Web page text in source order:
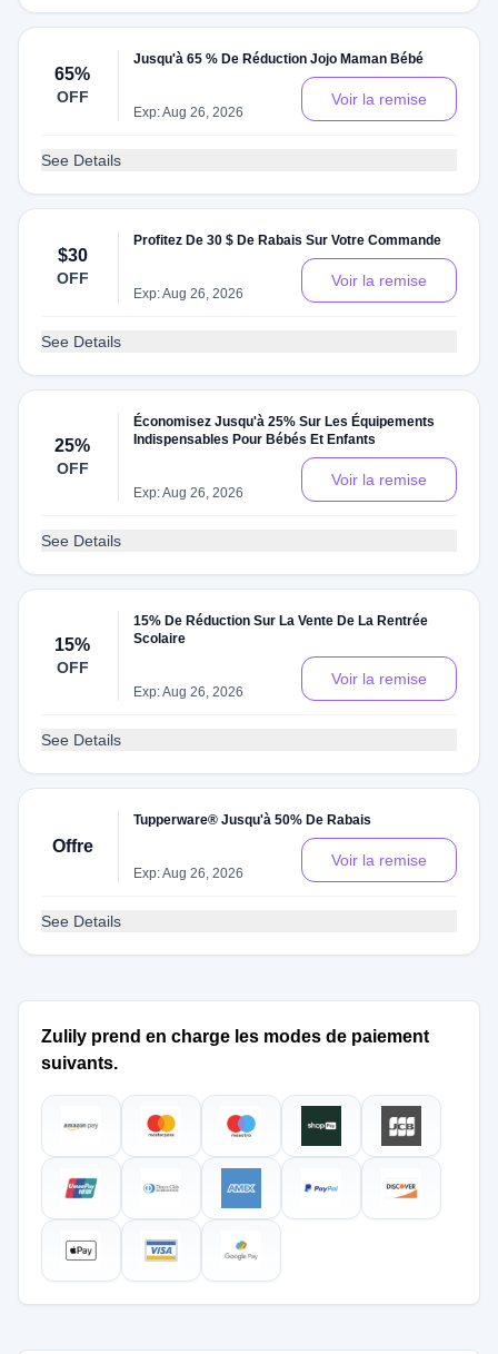
65%
OFF
Jusqu'à 65 % De Réduction Jojo Maman Bébé
Exp: Aug 26, 2026
Voir la remise
See Details
$30
OFF
Profitez De 30 $ De Rabais Sur Votre Commande
Exp: Aug 26, 2026
Voir la remise
See Details
25%
OFF
Économisez Jusqu'à 25% Sur Les Équipements
Indispensables Pour Bébés Et Enfants
Exp: Aug 26, 2026
Voir la remise
See Details
15%
OFF
15% De Réduction Sur La Vente De La Rentrée
Scolaire
Exp: Aug 26, 2026
Voir la remise
See Details
Offre
Tupperware® Jusqu'à 50% De Rabais
Exp: Aug 26, 2026
Voir la remise
See Details
Zulily prend en charge les modes de paiement
suivants.